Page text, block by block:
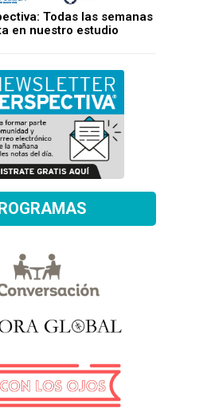
Todas las semanas
en nuestro estudio